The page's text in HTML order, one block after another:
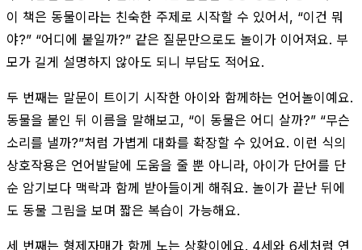
이 책은 동물이라는 친숙한 주제로 시작할 수 있어서, “이건 뭐
야?” “어디에 붙일까?” 같은 질문만으로도 놀이가 이어져요. 부
모가 길게 설명하지 않아도 되니 부담도 적어요.
두 번째는 말문이 트이기 시작한 아이와 함께하는 언어놀이예요.
동물을 붙인 뒤 이름을 말해보고, “이 동물은 어디 살까?” “무슨
소리를 낼까?”처럼 가볍게 대화를 확장할 수 있어요. 이런 식의
상호작용은 언어발달에 도움을 줄 뿐 아니라, 아이가 단어를 단
순 암기보다 맥락과 함께 받아들이게 해줘요. 놀이가 끝난 뒤에
도 동물 그림을 보며 짧은 복습이 가능해요.
세 번째는 형제자매가 함께 노는 상황이에요. 4세와 6세처럼 연